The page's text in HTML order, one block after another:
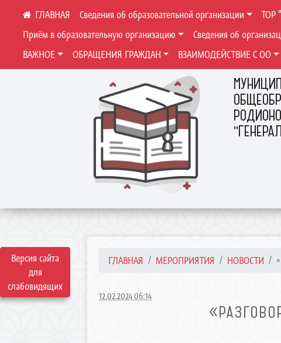
Версия сайта
для
слабовидящих
Сведения об образовательной организации ТОР
Приём в образовательную организацию
Сведения об
ВАЖНОЕ
ОБРАЩЕНИЯ ГРАЖДАН ВЗАИМОДЕЙСТВИЕ С ОО
ГЛАВНАЯ МЕРОПРИЯТИЯ НОВОСТИ
12.02.2024 06:14